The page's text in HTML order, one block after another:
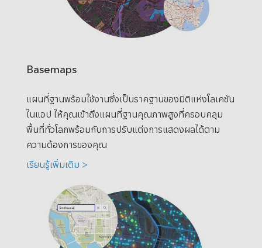
Basemaps
แผนที่ฐานพร้อมใช้งานซึ่งเป็นราคฐานของมิติแห่งโลเคชัน
ในแอป ให้คุณเข้าถึงแผนที่ฐานคุณภาพสูงที่ครอบคลุม
พื้นที่ทั่วโลกพร้อมกับการปรับแต่งการแสดงผลได้ตาม
ความต้องการของคุณ
เรียนรู้เพิ่มเติม >